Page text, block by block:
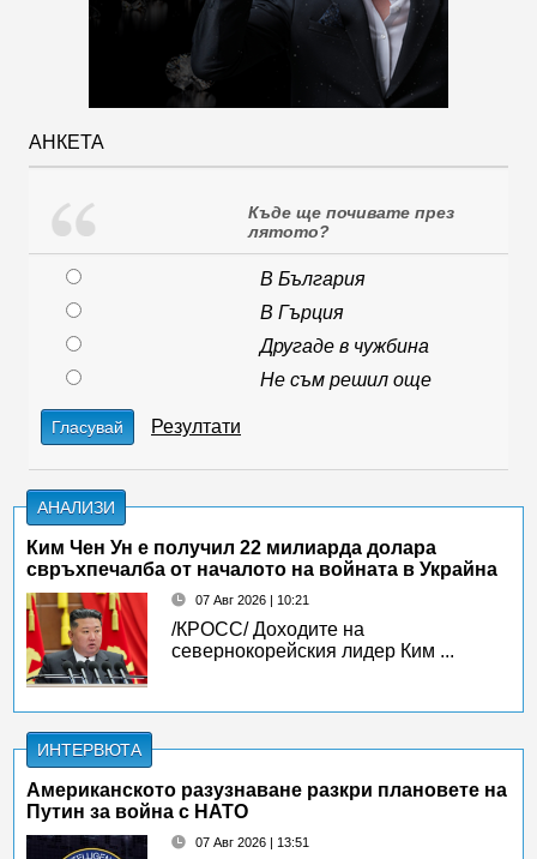
АНКЕТА
Къде ще почивате през
лятото?
В България
В Гърция
Другаде в чужбина
Не съм решил още
Гласувай Резултати
АНАЛИЗИ
Ким Чен Ун е получил 22 милиарда долара
свръхпечалба от началото на войната в Украйна
07 Авг 2026 | 10:21
/КРОСС/ Доходите на
севернокорейския лидер Ким ...
ИНТЕРВЮТА
Американското разузнаване разкри плановете на
Путин за война с НАТО
07 Авг 2026 | 13:51